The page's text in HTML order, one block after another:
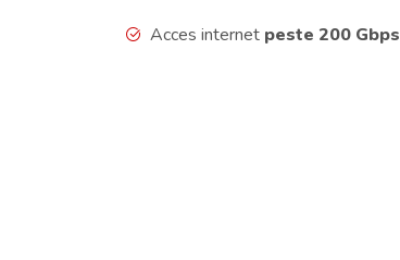
Acces internet peste 200 Gbps